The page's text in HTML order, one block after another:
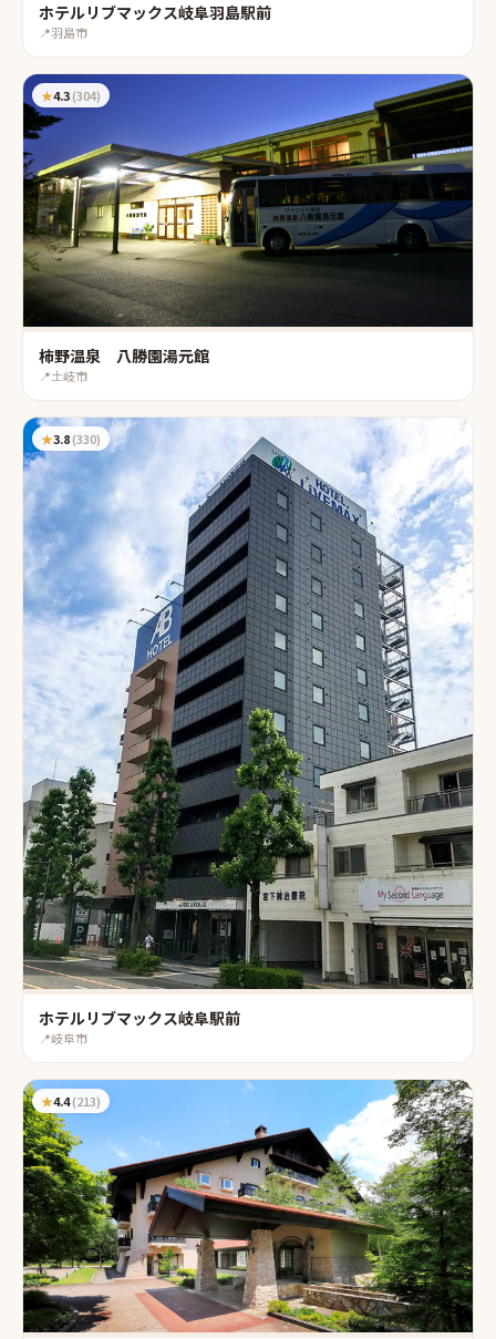
ホテルリブマックス岐阜羽島駅前
📍羽島市
★4.3(304)
柿野温泉 八勝園湯元館
📍土岐市
★3.8(330)
ホテルリブマックス岐阜駅前
📍岐阜市
★4.4(213)